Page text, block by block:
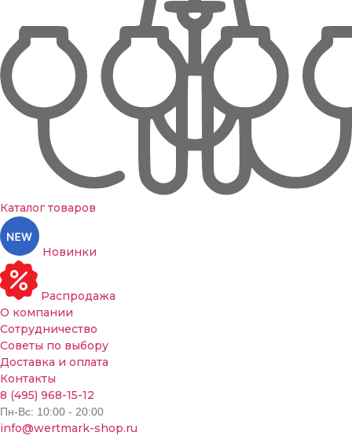
Каталог товаров
Новинки
Распродажа
О компании
Сотрудничество
Советы по выбору
Доставка и оплата
Контакты
8 (495) 968-15-12
Пн-Вс: 10:00 - 20:00
info@wertmark-shop.ru